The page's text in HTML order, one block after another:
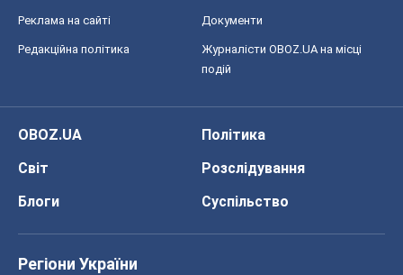
Реклама на сайті Документи
Редакційна політика
Журналісти OBOZ.UA на місці
подій
OBOZ.UA
Політика
Світ
Розслідування
Блоги
Суспільство
Регіони України